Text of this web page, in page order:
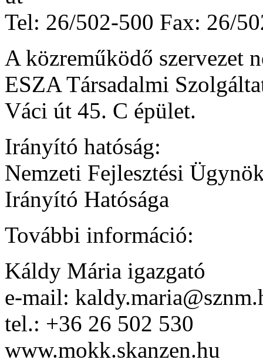
Tel: 26/502-500 Fax: 26/
A közreműködő szervezet
ESZA Társadalmi
Váci út 45. C épület.
Irányító hatóság:
Nemzeti Fejlesztési
Irányító Hatósága
További információ:
Káldy Mária igazgató
e-mail:
tel.: +36 26 502 530
www.mokk.skanzen.hu